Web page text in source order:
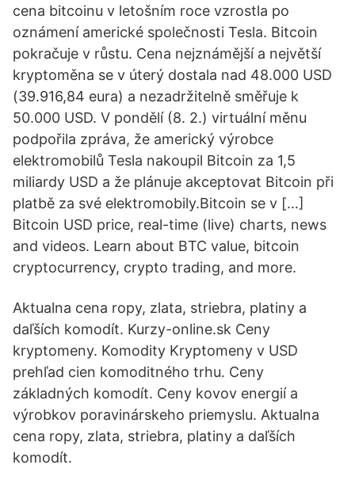
cena bitcoinu v letošním roce vzrostla po
oznámení americké společnosti Tesla. Bitcoin
pokračuje v růstu. Cena nejznámější a největší
kryptoměna se v úterý dostala nad 48.000 USD
(39.916,84 eura) a nezadržitelně směřuje k
50.000 USD. V pondělí (8. 2.) virtuální měnu
podpořila zpráva, že americký výrobce
elektromobilů Tesla nakoupil Bitcoin za 1,5
miliardy USD a že plánuje akceptovat Bitcoin při
platbě za své elektromobily.Bitcoin se v […]
Bitcoin USD price, real-time (live) charts, news
and videos. Learn about BTC value, bitcoin
cryptocurrency, crypto trading, and more.
Aktualna cena ropy, zlata, striebra, platiny a
daľších komodít. Kurzy-online.sk Ceny
kryptomeny. Komodity Kryptomeny v USD
prehľad cien komoditného trhu. Ceny
základných komodít. Ceny kovov energií a
výrobkov poravinárskeho priemyslu. Aktualna
cena ropy, zlata, striebra, platiny a daľších
komodít.